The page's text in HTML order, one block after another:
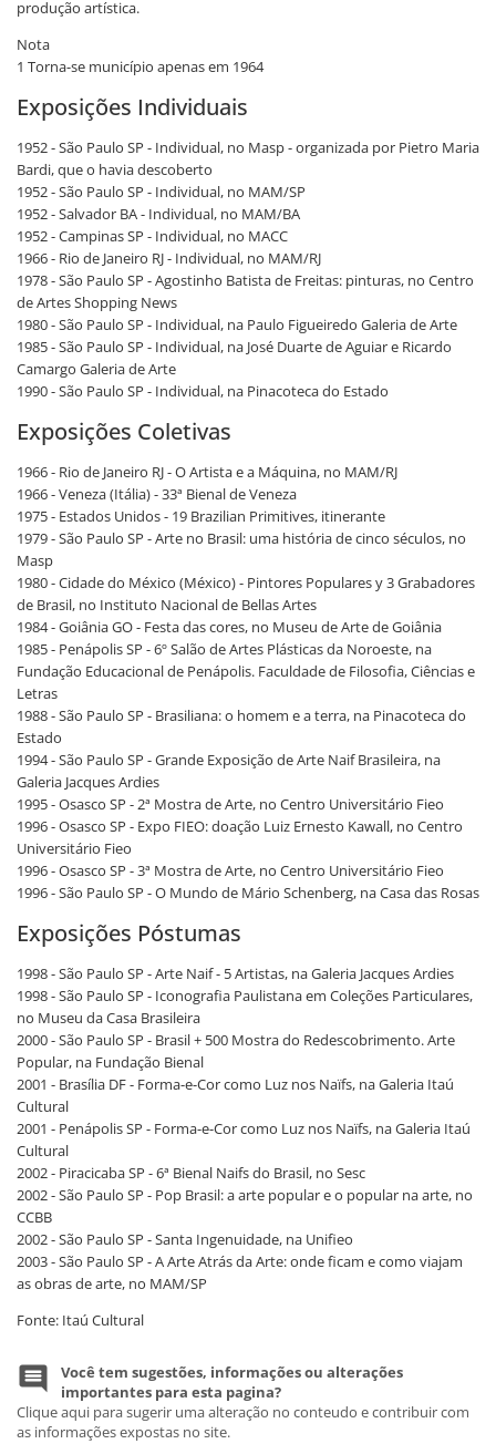
produção artística.
Nota
1 Torna-se município apenas em 1964
Exposições Individuais
1952 - São Paulo SP - Individual, no Masp - organizada por Pietro Maria
Bardi, que o havia descoberto
1952 - São Paulo SP - Individual, no MAM/SP
1952 - Salvador BA - Individual, no MAM/BA
1952 - Campinas SP - Individual, no MACC
1966 - Rio de Janeiro RJ - Individual, no MAM/RJ
1978 - São Paulo SP - Agostinho Batista de Freitas: pinturas, no Centro
de Artes Shopping News
1980 - São Paulo SP - Individual, na Paulo Figueiredo Galeria de Arte
1985 - São Paulo SP - Individual, na José Duarte de Aguiar e Ricardo
Camargo Galeria de Arte
1990 - São Paulo SP - Individual, na Pinacoteca do Estado
Exposições Coletivas
1966 - Rio de Janeiro RJ - O Artista e a Máquina, no MAM/RJ
1966 - Veneza (Itália) - 33ª Bienal de Veneza
1975 - Estados Unidos - 19 Brazilian Primitives, itinerante
1979 - São Paulo SP - Arte no Brasil: uma história de cinco séculos, no
Masp
1980 - Cidade do México (México) - Pintores Populares y 3 Grabadores
de Brasil, no Instituto Nacional de Bellas Artes
1984 - Goiânia GO - Festa das cores, no Museu de Arte de Goiânia
1985 - Penápolis SP - 6º Salão de Artes Plásticas da Noroeste, na
Fundação Educacional de Penápolis. Faculdade de Filosofia, Ciências e
Letras
1988 - São Paulo SP - Brasiliana: o homem e a terra, na Pinacoteca do
Estado
1994 - São Paulo SP - Grande Exposição de Arte Naif Brasileira, na
Galeria Jacques Ardies
1995 - Osasco SP - 2ª Mostra de Arte, no Centro Universitário Fieo
1996 - Osasco SP - Expo FIEO: doação Luiz Ernesto Kawall, no Centro
Universitário Fieo
1996 - Osasco SP - 3ª Mostra de Arte, no Centro Universitário Fieo
1996 - São Paulo SP - O Mundo de Mário Schenberg, na Casa das Rosas
Exposições Póstumas
1998 - São Paulo SP - Arte Naif - 5 Artistas, na Galeria Jacques Ardies
1998 - São Paulo SP - Iconografia Paulistana em Coleções Particulares,
no Museu da Casa Brasileira
2000 - São Paulo SP - Brasil + 500 Mostra do Redescobrimento. Arte
Popular, na Fundação Bienal
2001 - Brasília DF - Forma-e-Cor como Luz nos Naïfs, na Galeria Itaú
Cultural
2001 - Penápolis SP - Forma-e-Cor como Luz nos Naïfs, na Galeria Itaú
Cultural
2002 - Piracicaba SP - 6ª Bienal Naifs do Brasil, no Sesc
2002 - São Paulo SP - Pop Brasil: a arte popular e o popular na arte, no
CCBB
2002 - São Paulo SP - Santa Ingenuidade, na Unifieo
2003 - São Paulo SP - A Arte Atrás da Arte: onde ficam e como viajam
as obras de arte, no MAM/SP
Fonte: Itaú Cultural
Você tem sugestões, informações ou alterações
importantes para esta pagina?
Clique aqui para sugerir uma alteração no conteudo e contribuir com
as informações expostas no site.